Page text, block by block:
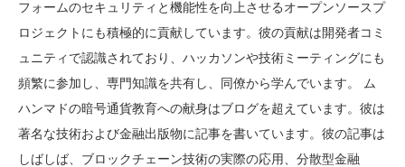
フォームのセキュリティと機能性を向上させるオープンソースプ
ロジェクトにも積極的に貢献しています。彼の貢献は開発者コミ
ュニティで認識されており、ハッカソンや技術ミーティングにも
頻繁に参加し、専門知識を共有し、同僚から学んでいます。 ム
ハンマドの暗号通貨教育への献身はブログを超えています。彼は
著名な技術および金融出版物に記事を書いています。彼の記事は
しばしば、ブロックチェーン技術の実際の応用、分散型金融